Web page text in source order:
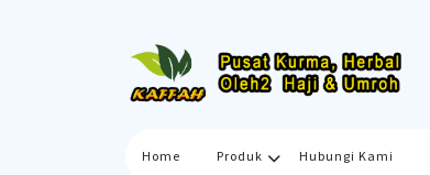
Home Produk Hubungi Kami